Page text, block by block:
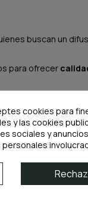
buscan un
para ofrecer
cookies para
y las cookies
sociales y